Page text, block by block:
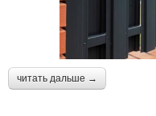
читать дальше →